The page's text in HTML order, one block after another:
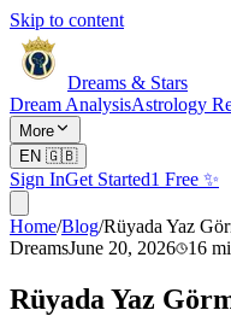
Skip to content
Dreams & Stars
Dream AnalysisAstrology
More
EN 🇬🇧
Sign InGet Started1 Free ✨
Home/Blog/Rüyada Yaz
DreamsJune 20, 2026 16
Rüyada Yaz